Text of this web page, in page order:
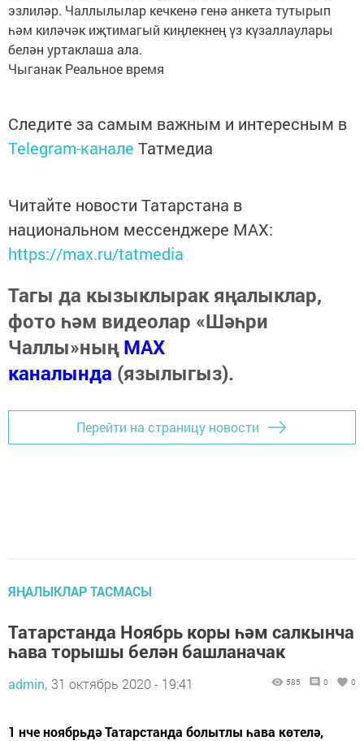
эзлиләр. Чаллылылар кечкенә генә анкета тутырып
һәм киләчәк иҗтимагый киңлекнең үз күзаллаулары
белән уртаклаша ала.
Чыганак Реальное время
Следите за самым важным и интересным в
Telegram-канале Татмедиа
Читайте новости Татарстана в
национальном мессенджере MАХ:
https://max.ru/tatmedia
Тагы да кызыклырак яңалыклар,
фото һәм видеолар «Шәһри
Чаллы»ныңMAX
каналында (язылыгыз).
Перейти на страницу новости
ЯҢАЛЫКЛАР ТАСМАСЫ
Татарстанда Ноябрь коры һәм салкынча
һава торышы белән башланачак
admin, 31 октябрь 2020 - 19:41 585 0 0
1 нче ноябрьдә Татарстанда болытлы һава көтелә,